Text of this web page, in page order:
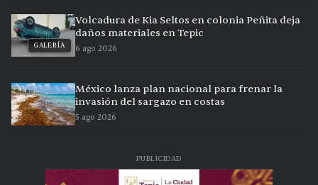
GALERÍA
Volcadura de Kia Seltos en colonia Peñita deja
daños materiales en Tepic
6 ago 2026
México lanza plan nacional para frenar la
invasión del sargazo en costas
5 ago 2026
PUBLICIDAD